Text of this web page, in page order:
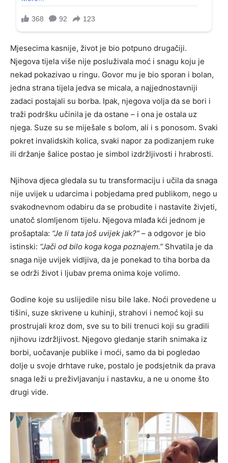
Mjesecima kasnije, život je bio potpuno drugačiji.
Njegova tijela više nije posluživala moć i snagu koju je
nekad pokazivao u ringu. Govor mu je bio sporan i bolan,
jedna strana tijela jedva se micala, a najjednostavniji
zadaci postajali su borba. Ipak, njegova volja da se bori i
traži podršku učinila je da ostane – i ona je ostala uz
njega. Suze su se miješale s bolom, ali i s ponosom. Svaki
pokret invalidskih kolica, svaki napor za podizanjem ruke
ili držanje šalice postao je simbol izdržljivosti i hrabrosti.
Njihova djeca gledala su tu transformaciju i učila da snaga
nije uvijek u udarcima i pobjedama pred publikom, nego u
svakodnevnom odabiru da se probudite i nastavite živjeti,
unatoč slomljenom tijelu. Njegova mlađa kći jednom je
prošaptala: “Je li tata još uvijek jak?” – a odgovor je bio
istinski: “Jači od bilo koga koga poznajem.” Shvatila je da
snaga nije uvijek vidljiva, da je ponekad to tiha borba da
se održi život i ljubav prema onima koje volimo.
Godine koje su uslijedile nisu bile lake. Noći provedene u
tišini, suze skrivene u kuhinji, strahovi i nemoć koji su
prostrujali kroz dom, sve su to bili trenuci koji su gradili
njihovu izdržljivost. Njegovo gledanje starih snimaka iz
borbi, uočavanje publike i moći, samo da bi pogledao
dolje u svoje drhtave ruke, postalo je podsjetnik da prava
snaga leži u preživljavanju i nastavku, a ne u onome što
drugi vide.